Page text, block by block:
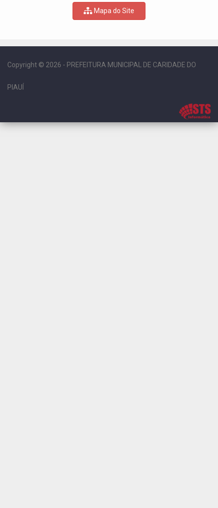
Mapa do Site
Copyright © 2026 - PREFEITURA MUNICIPAL DE CARIDADE DO
PIAUÍ